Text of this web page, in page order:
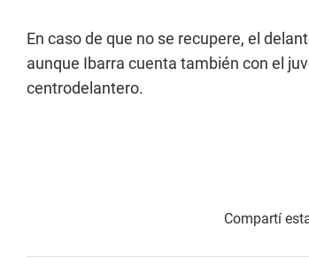
En caso de que no se recupere, el
aunque Ibarra cuenta también con el
centrodelantero.